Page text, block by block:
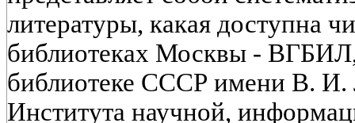
литературы, какая доступна
библиотеках Москвы -
библиотеке СССР имени В. И.
Института научной,